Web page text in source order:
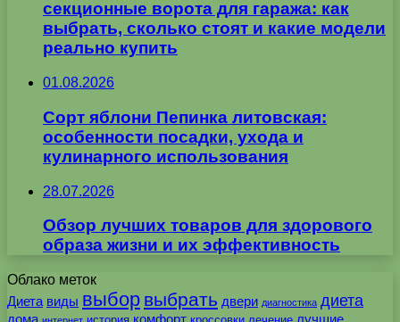
секционные ворота для гаража: как
выбрать, сколько стоят и какие модели
реально купить
01.08.2026
Сорт яблони Пепинка литовская:
особенности посадки, ухода и
кулинарного использования
28.07.2026
Обзор лучших товаров для здорового
образа жизни и их эффективность
Облако меток
Диета виды выбор выбрать двери диагностика диета
дома комфорт лучшие